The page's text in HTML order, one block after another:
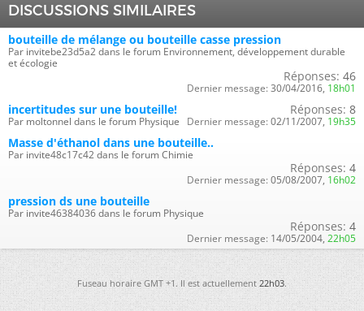
DISCUSSIONS SIMILAIRES
bouteille de mélange ou bouteille casse pression
Par invitebe23d5a2 dans le forum Environnement, développement durable
et écologie
Réponses: 46
Dernier message: 30/04/2016, 18h01
incertitudes sur une bouteille!
Par moltonnel dans le forum Physique
Réponses: 8
Dernier message: 02/11/2007, 19h35
Masse d'éthanol dans une bouteille..
Par invite48c17c42 dans le forum Chimie
Réponses: 4
Dernier message: 05/08/2007, 16h02
pression ds une bouteille
Par invite46384036 dans le forum Physique
Réponses: 4
Dernier message: 14/05/2004, 22h05
Fuseau horaire GMT +1. Il est actuellement22h03.